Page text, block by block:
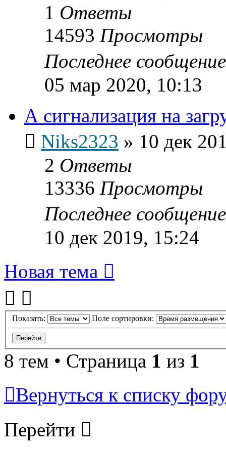
1 Ответы
14593 Просмотры
Последнее
05 мар 2020, 10:13
А сигнализация на
Niks2323 » 10 дек
2 Ответы
13336 Просмотры
Последнее
10 дек 2019, 15:24
Новая тема
Показать: Поле сортировки:
8 тем • Страница 1 из 1
Вернуться к списку
Перейти